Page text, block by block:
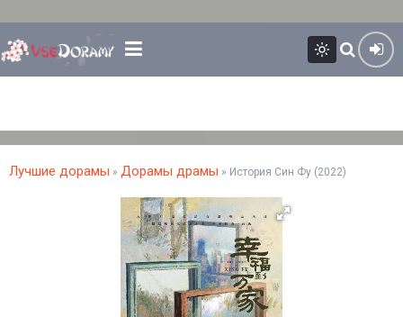
Лучшие дорамы » Дорамы драмы » История Син Фу (2022)